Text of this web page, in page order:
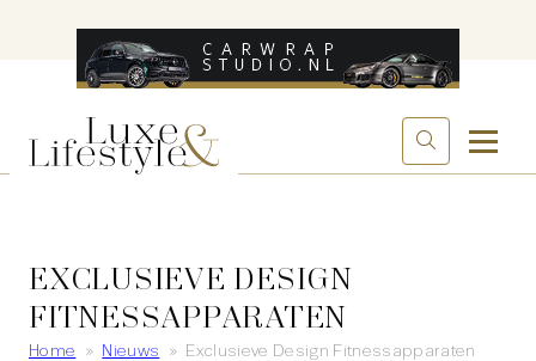
EXCLUSIEVE DESIGN
FITNESSAPPARATEN
Home » Nieuws » Exclusieve Design Fitnessapparaten